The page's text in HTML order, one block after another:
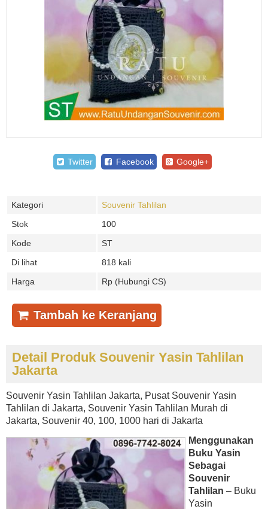
Twitter Facebook Google+
Kategori
Souvenir Tahlilan
Stok
100
Kode
ST
Di lihat
818 kali
Harga
Rp (Hubungi CS)
Tambah ke Keranjang
Detail Produk Souvenir Yasin Tahlilan
Jakarta
Souvenir Yasin Tahlilan Jakarta, Pusat Souvenir Yasin
Tahlilan di Jakarta, Souvenir Yasin Tahlilan Murah di
Jakarta, Souvenir 40, 100, 1000 hari di Jakarta
Menggunakan
Buku Yasin
Sebagai
Souvenir
Tahlilan – Buku
Yasin